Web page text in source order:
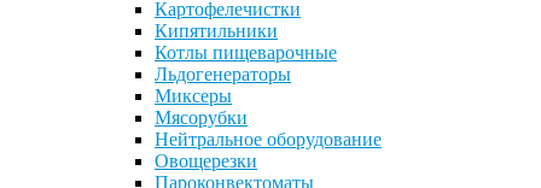
Картофелечистки
Кипятильники
Котлы пищеварочные
Льдогенераторы
Миксеры
Мясорубки
Нейтральное оборудование
Овощерезки
Пароконвектоматы